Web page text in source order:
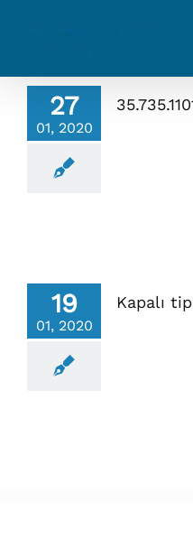
27
01, 2020
19
01, 2020
Kapalı